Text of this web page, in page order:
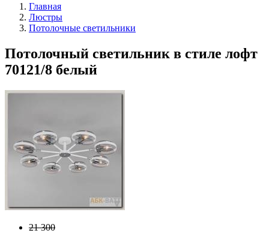
Главная
Люстры
Потолочные светильники
Потолочный светильник в стиле лофт
70121/8 белый
21 300